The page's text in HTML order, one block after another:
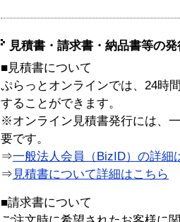
見積書・請求書・納品書等の
■見積書について
ぷらっとオンラインでは、24時
することができます。
※オンライン見積書発行には、
要です。
⇒一般法人会員（BizID）の詳細
⇒ 見積書について詳細はこちら
■請求書について